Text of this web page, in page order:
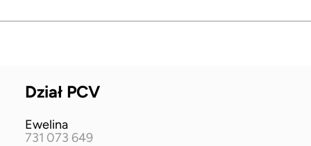
Dział PCV
Ewelina
731 073 649